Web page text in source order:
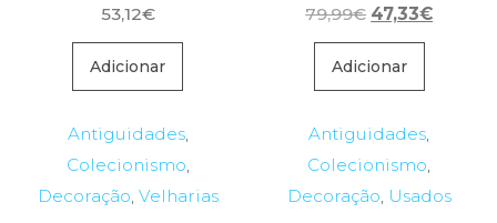
53,12€
Adicionar
Antiguidades,
Colecionismo
Decoração Velharias
79,99€ O
preço
original
era:
47,33€O
Adicionar
Antiguidades
Colecionismo
Decoração Usados